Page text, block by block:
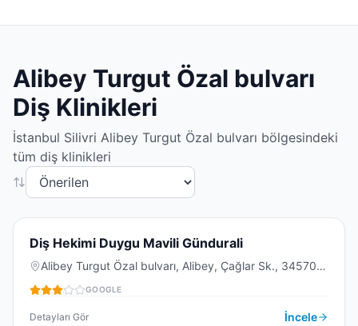
Alibey Turgut Özal bulvarı
Diş Klinikleri
İstanbul Silivri Alibey Turgut Özal bulvarı bölgesindeki
tüm diş klinikleri
D
DIŞ KLINIĞI
Diş Hekimi Duygu Mavili Gündurali
Alibey Turgut Özal bulvarı, Alibey, Çağlar Sk., 34570
Silivri/İstanbul, Türkiye
GOOGLE
Detayları Gör İncele